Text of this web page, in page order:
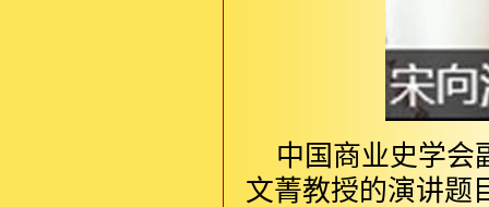
中国商业史学会
文菁教授的演讲题